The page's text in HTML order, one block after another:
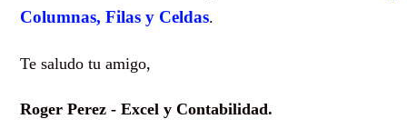
Columnas, Filas y Celdas.
Te saludo tu amigo,
Roger Perez - Excel y Contabilidad.